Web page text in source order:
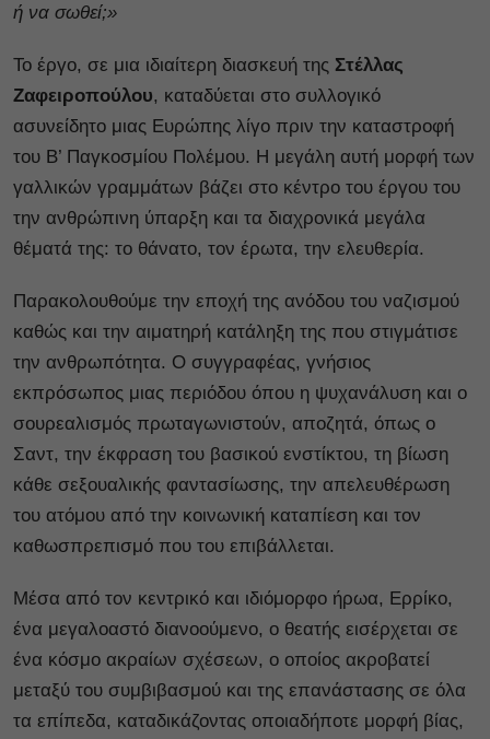
ή να σωθεί;»
Το έργο, σε μια ιδιαίτερη διασκευή της Στέλλας
Ζαφειροπούλου, καταδύεται στο συλλογικό
ασυνείδητο μιας Ευρώπης λίγο πριν την καταστροφή
του Β’ Παγκοσμίου Πολέμου. Η μεγάλη αυτή μορφή των
γαλλικών γραμμάτων βάζει στο κέντρο του έργου του
την ανθρώπινη ύπαρξη και τα διαχρονικά μεγάλα
θέματά της: το θάνατο, τον έρωτα, την ελευθερία.
Παρακολουθούμε την εποχή της ανόδου του ναζισμού
καθώς και την αιματηρή κατάληξη της που στιγμάτισε
την ανθρωπότητα. Ο συγγραφέας, γνήσιος
εκπρόσωπος μιας περιόδου όπου η ψυχανάλυση και ο
σουρεαλισμός πρωταγωνιστούν, αποζητά, όπως ο
Σαντ, την έκφραση του βασικού ενστίκτου, τη βίωση
κάθε σεξουαλικής φαντασίωσης, την απελευθέρωση
του ατόμου από την κοινωνική καταπίεση και τον
καθωσπρεπισμό που του επιβάλλεται.
Μέσα από τον κεντρικό και ιδιόμορφο ήρωα, Ερρίκο,
ένα μεγαλοαστό διανοούμενο, ο θεατής εισέρχεται σε
ένα κόσμο ακραίων σχέσεων, ο οποίος ακροβατεί
μεταξύ του συμβιβασμού και της επανάστασης σε όλα
τα επίπεδα, καταδικάζοντας οποιαδήποτε μορφή βίας,